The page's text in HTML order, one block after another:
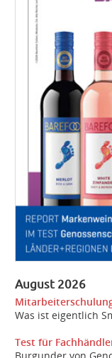
August 2026
Was ist eigentlich
Test für
Burgunder von